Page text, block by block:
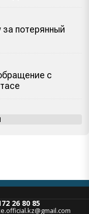
потерянный
с
26 80 85